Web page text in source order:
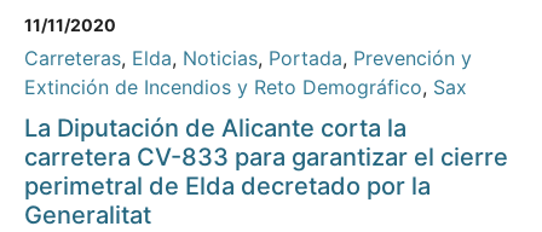
11/11/2020
Carreteras, Elda, Noticias, Portada, Prevención y
Extinción de Incendios y Reto Demográfico, Sax
La Diputación de Alicante corta la
carretera CV-833 para garantizar el cierre
perimetral de Elda decretado por la
Generalitat